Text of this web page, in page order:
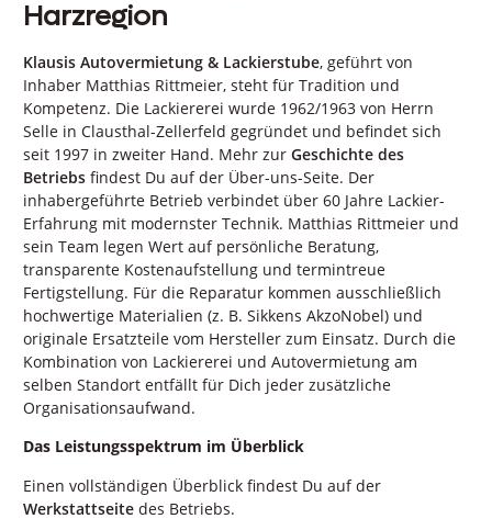
Harzregion
Klausis Autovermietung & Lackierstube, geführt von
Inhaber Matthias Rittmeier, steht für Tradition und
Kompetenz. Die Lackiererei wurde 1962/1963 von Herrn
Selle in Clausthal-Zellerfeld gegründet und befindet sich
seit 1997 in zweiter Hand. Mehr zur Geschichte des
Betriebs findest Du auf der Über-uns-Seite. Der
inhabergeführte Betrieb verbindet über 60 Jahre Lackier-
Erfahrung mit modernster Technik. Matthias Rittmeier und
sein Team legen Wert auf persönliche Beratung,
transparente Kostenaufstellung und termintreue
Fertigstellung. Für die Reparatur kommen ausschließlich
hochwertige Materialien (z. B. Sikkens AkzoNobel) und
originale Ersatzteile vom Hersteller zum Einsatz. Durch die
Kombination von Lackiererei und Autovermietung am
selben Standort entfällt für Dich jeder zusätzliche
Organisationsaufwand.
Das Leistungsspektrum im Überblick
Einen vollständigen Überblick findest Du auf der
Werkstattseite des Betriebs.